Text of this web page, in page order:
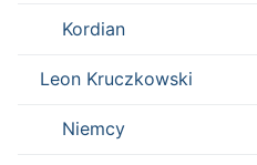
Kordian
Leon Kruczkowski
Niemcy